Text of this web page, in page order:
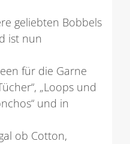
geliebten Bobbels
ist nun
für die Garne
„Loops und
und in
ob Cotton,